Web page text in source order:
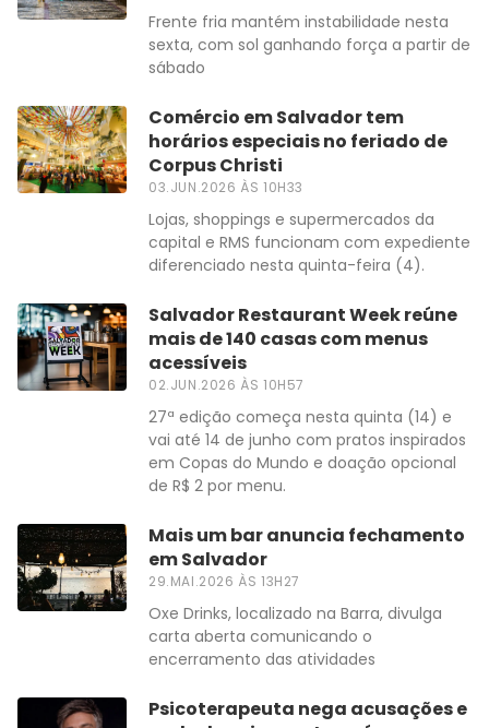
Frente fria mantém instabilidade nesta
sexta, com sol ganhando força a partir de
sábado
Comércio em Salvador tem
horários especiais no feriado de
Corpus Christi
03.JUN.2026 ÀS 10H33
Lojas, shoppings e supermercados da
capital e RMS funcionam com expediente
diferenciado nesta quinta-feira (4).
Salvador Restaurant Week reúne
mais de 140 casas com menus
acessíveis
02.JUN.2026 ÀS 10H57
27ª edição começa nesta quinta (14) e
vai até 14 de junho com pratos inspirados
em Copas do Mundo e doação opcional
de R$ 2 por menu.
Mais um bar anuncia fechamento
em Salvador
29.MAI.2026 ÀS 13H27
Oxe Drinks, localizado na Barra, divulga
carta aberta comunicando o
encerramento das atividades
Psicoterapeuta nega acusações e